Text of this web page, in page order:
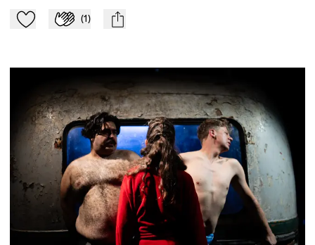
Zu Mein-TdZ hinzufügen
Applaudieren
(1) mail